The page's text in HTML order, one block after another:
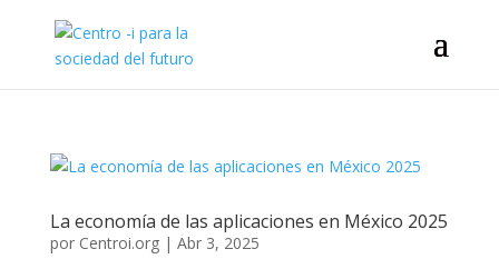
La economía de las aplicaciones en México 2025
por Centroi.org| Abr 3, 2025